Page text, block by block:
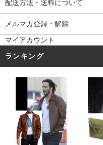
配送方法・送料について
メルマガ登録・解除
マイアカウント
ランキング